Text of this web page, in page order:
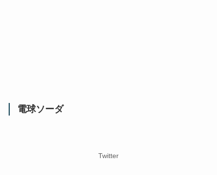
電球ソーダ
Twitter